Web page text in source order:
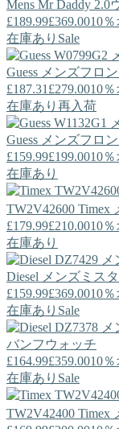
Mens Mr Daddy 2.0
£189.99£369.0010
在庫あり Sale
Guess メンズフロ
£187.31 £279.0010
在庫あり 再入荷
Guess メンズフロ
£159.99£199.0010
在庫あり
TW2V42600 Timex
£179.99£210.0010
在庫あり
Diesel メンズミス
£159.99£369.0010
在庫あり Sale
バンフウォッチ
£164.99£359.0010
在庫あり Sale
TW2V42400 Timex